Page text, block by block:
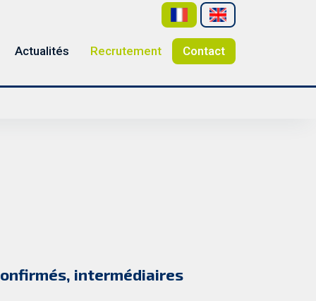
Actualités Recrutement Contact
intermédiaires